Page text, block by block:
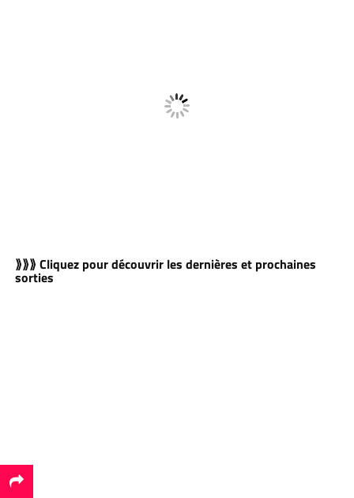
⟫⟫⟫ Cliquez pour découvrir les dernières et prochaines
sorties